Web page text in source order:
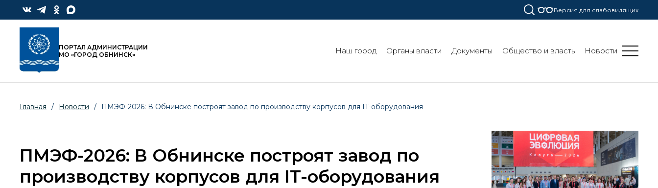
Версия для слабовидящих
ПОРТАЛ АДМИНИСТРАЦИИ
МО «ГОРОД ОБНИНСК»
Наш город Органы власти Документы Общество и власть Новости
Главная / Новости / ПМЭФ-2026: В Обнинске построят завод по производству корпусов для IT-оборудования
ПМЭФ-2026: В Обнинске построят завод по
производству корпусов для IT-оборудования